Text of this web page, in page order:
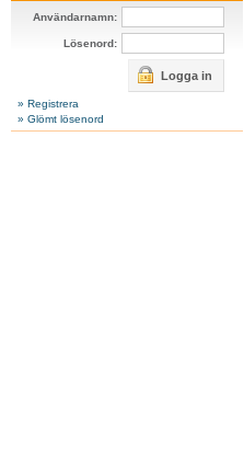
Användarnamn:
Lösenord:
Logga in
» Registrera
» Glömt lösenord